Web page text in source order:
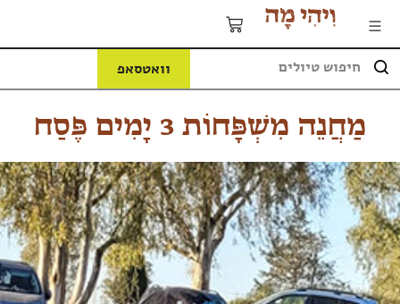
וואטסאפ
מַחֲנֵה מִשְׁפָּחוֹת 3 יָמִים פֶּסַח